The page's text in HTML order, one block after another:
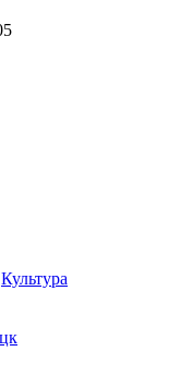
Культура